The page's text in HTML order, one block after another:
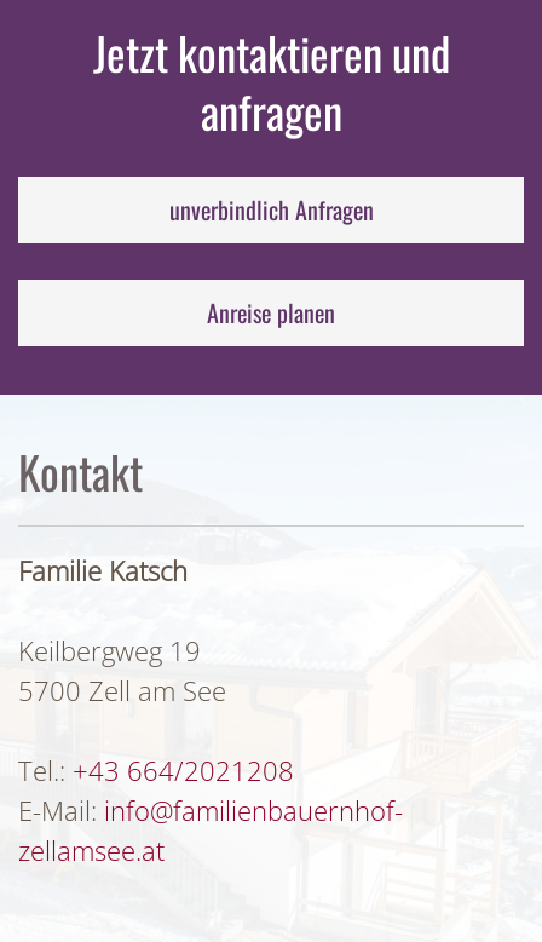
Jetzt kontaktieren und
anfragen
unverbindlich Anfragen
Anreise planen
Kontakt
Familie Katsch
Keilbergweg 19
5700 Zell am See
Tel.: +43 664/2021208
E-Mail: ­ info@familienbauernhof-
zellamsee.at